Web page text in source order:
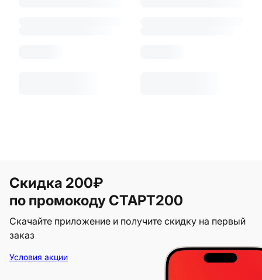
Скидка 200₽
по промокоду СТАРТ200
Скачайте приложение и получите скидку на первый
заказ
Условия акции